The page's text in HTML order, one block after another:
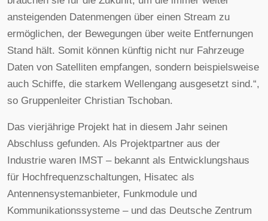
ansteigenden Datenmengen über einen Stream zu
ermöglichen, der Bewegungen über weite Entfernungen
Stand hält. Somit können künftig nicht nur Fahrzeuge
Daten von Satelliten empfangen, sondern beispielsweise
auch Schiffe, die starkem Wellengang ausgesetzt sind.“,
so Gruppenleiter Christian Tschoban.
Das vierjährige Projekt hat in diesem Jahr seinen
Abschluss gefunden. Als Projektpartner aus der
Industrie waren IMST – bekannt als Entwicklungshaus
für Hochfrequenzschaltungen, Hisatec als
Antennensystemanbieter, Funkmodule und
Kommunikationssysteme – und das Deutsche Zentrum